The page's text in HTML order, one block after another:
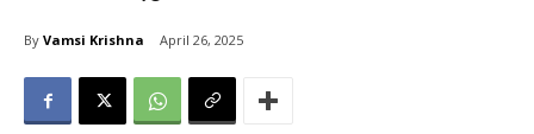
By Vamsi Krishna April 26, 2025